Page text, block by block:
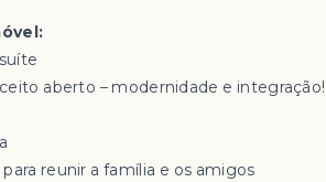
aberto – modernidade e integração!
reunir a família e os amigos